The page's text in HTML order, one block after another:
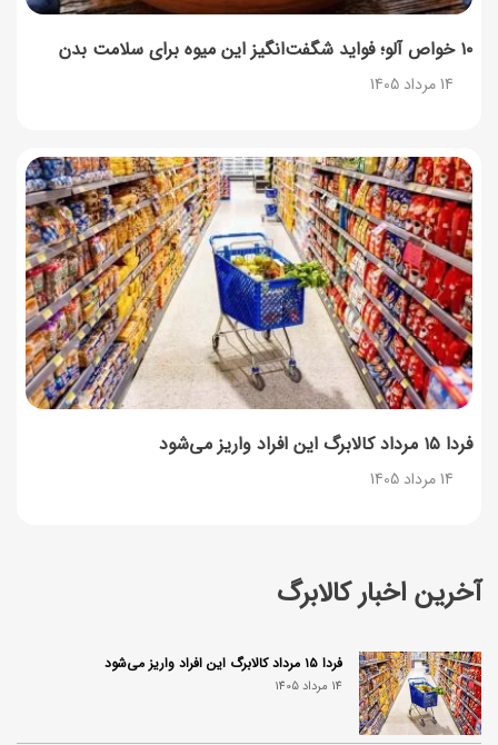
آخرین اخبار کالابرگ
فردا ۱۵ مرداد کالابرگ این افراد واریز می‌شود
14 مرداد 1405
۱۰ خواص آلو؛ فواید شگفت‌انگیز این میوه برای سلامت بدن
14 مرداد 1405
فردا ۱۵ مرداد کالابرگ این افراد واریز می‌شود
14 مرداد 1405